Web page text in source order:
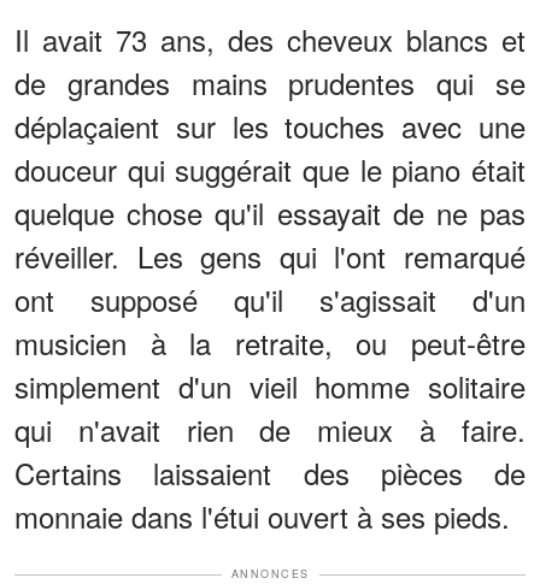
Il avait 73 ans, des cheveux blancs et
de grandes mains prudentes qui se
déplaçaient sur les touches avec une
douceur qui suggérait que le piano était
quelque chose qu'il essayait de ne pas
réveiller. Les gens qui l'ont remarqué
ont supposé qu'il s'agissait d'un
musicien à la retraite, ou peut-être
simplement d'un vieil homme solitaire
qui n'avait rien de mieux à faire.
Certains laissaient des pièces de
monnaie dans l'étui ouvert à ses pieds.
ANNONCES